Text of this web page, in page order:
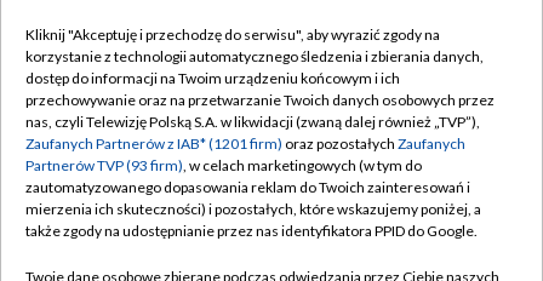
TVP
Abonament TVP
Emisja w TVP
Centrum informacji TVP
Naziemna Telewizja Cyfrowa
Regulamin TVP
Polityka prywatności
Moje zgody
Pomoc
Kliknij "Akceptuję i przechodzę do serwisu", aby wyrazić zgody na
korzystanie z technologii automatycznego śledzenia i zbierania danych,
dostęp do informacji na Twoim urządzeniu końcowym i ich
przechowywanie oraz na przetwarzanie Twoich danych osobowych przez
nas, czyli Telewizję Polską S.A. w likwidacji (zwaną dalej również „TVP”),
Zaufanych Partnerów z IAB* (1201 firm) oraz pozostałych Zaufanych
Partnerów TVP (93 firm), w celach marketingowych (w tym do
zautomatyzowanego dopasowania reklam do Twoich zainteresowań i
mierzenia ich skuteczności) i pozostałych, które wskazujemy poniżej, a
także zgody na udostępnianie przez nas identyfikatora PPID do Google.
Twoje dane osobowe zbierane podczas odwiedzania przez Ciebie naszych